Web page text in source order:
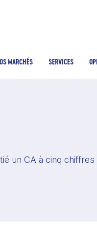
MARCHÉS SERVICES
un CA à cinq